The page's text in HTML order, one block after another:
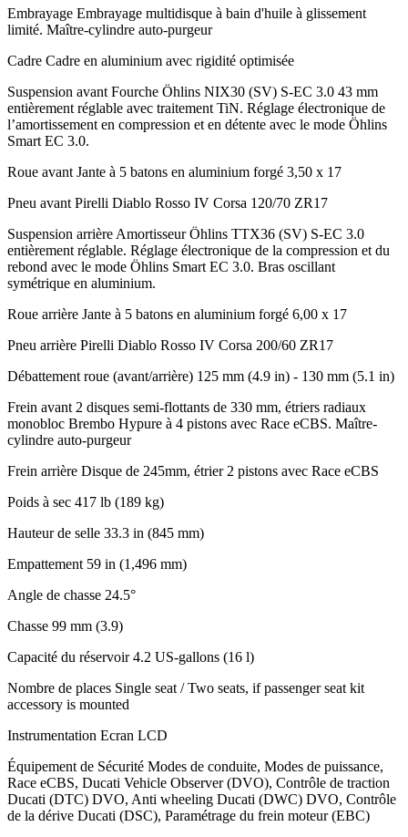
Embrayage Embrayage multidisque à bain d'huile à glissement
limité. Maître-cylindre auto-purgeur
Cadre Cadre en aluminium avec rigidité optimisée
Suspension avant Fourche Öhlins NIX30 (SV) S-EC 3.0 43 mm
entièrement réglable avec traitement TiN. Réglage électronique de
l’amortissement en compression et en détente avec le mode Öhlins
Smart EC 3.0.
Roue avant Jante à 5 batons en aluminium forgé 3,50 x 17
Pneu avant Pirelli Diablo Rosso IV Corsa 120/70 ZR17
Suspension arrière Amortisseur Öhlins TTX36 (SV) S-EC 3.0
entièrement réglable. Réglage électronique de la compression et du
rebond avec le mode Öhlins Smart EC 3.0. Bras oscillant
symétrique en aluminium.
Roue arrière Jante à 5 batons en aluminium forgé 6,00 x 17
Pneu arrière Pirelli Diablo Rosso IV Corsa 200/60 ZR17
Débattement roue (avant/arrière) 125 mm (4.9 in) - 130 mm (5.1 in)
Frein avant 2 disques semi-flottants de 330 mm, étriers radiaux
monobloc Brembo Hypure à 4 pistons avec Race eCBS. Maître-
cylindre auto-purgeur
Frein arrière Disque de 245mm, étrier 2 pistons avec Race eCBS
Poids à sec 417 lb (189 kg)
Hauteur de selle 33.3 in (845 mm)
Empattement 59 in (1,496 mm)
Angle de chasse 24.5°
Chasse 99 mm (3.9)
Capacité du réservoir4.2 US-gallons (16 l)
Nombre de places Single seat / Two seats, if passenger seat kit
accessory is mounted
Instrumentation Ecran LCD
Équipement de Sécurité Modes de conduite, Modes de puissance,
Race eCBS, Ducati Vehicle Observer (DVO), Contrôle de traction
Ducati (DTC) DVO, Anti wheeling Ducati (DWC) DVO, Contrôle
de la dérive Ducati (DSC), Paramétrage du frein moteur (EBC)